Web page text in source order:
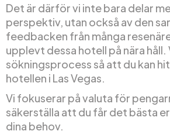
Det är därför vi inte bara delar
perspektiv, utan också av den
feedbacken från många
upplevt dessa hotell på nära
sökningsprocess så att du kan
hotellen i Las Vegas.
Vi fokuserar på valuta för
säkerställa att du får det bästa
dina behov.